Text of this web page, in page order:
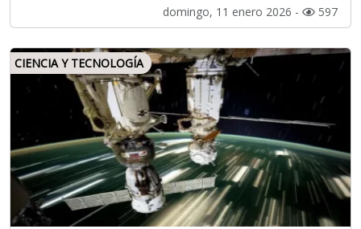
domingo, 11 enero 2026 - 597
CIENCIA Y TECNOLOGÍA